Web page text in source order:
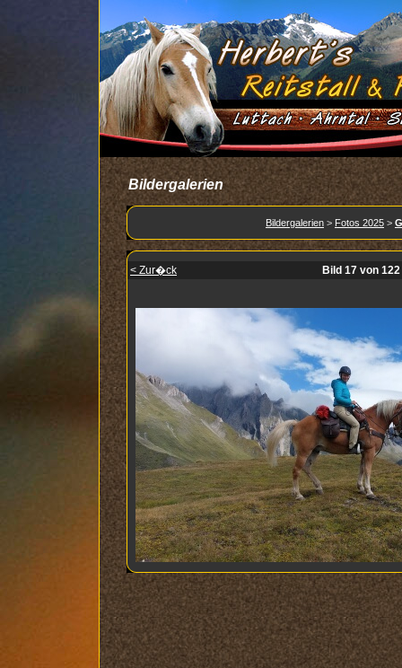
Bildergalerien
Bildergalerien > Fotos 2025 >
< Zur�ck Bild 17 von 122